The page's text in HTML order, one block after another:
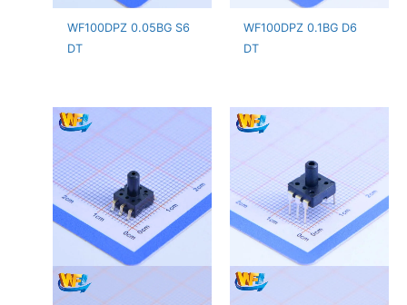
WF100DPZ 0.05BG S6
DT
WF100DPZ 0.1BG D6
DT